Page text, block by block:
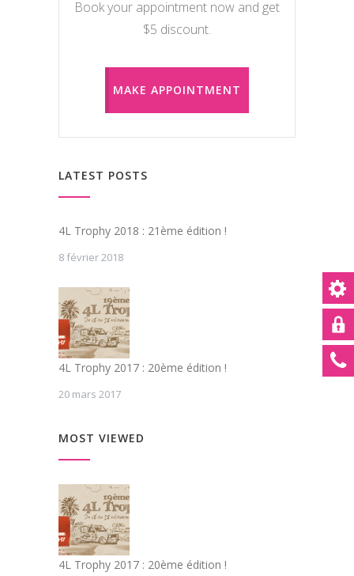
Book your appointment now and get
$5 discount.
MAKE APPOINTMENT
LATEST POSTS
4L Trophy 2018 : 21ème édition !
8 février 2018
4L Trophy 2017 : 20ème édition !
20 mars 2017
MOST VIEWED
4L Trophy 2017 : 20ème édition !